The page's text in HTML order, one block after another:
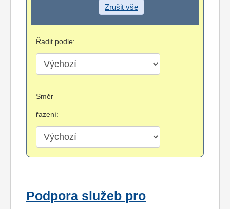
Zrušit vše
Řadit podle:
Směr
řazení:
Podpora služeb pro